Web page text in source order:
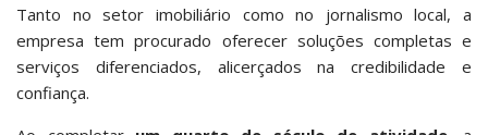
Tanto no setor imobiliário como no jornalismo local, a
empresa tem procurado oferecer soluções completas e
serviços diferenciados, alicerçados na credibilidade e
confiança.